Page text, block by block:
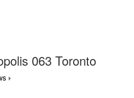
063 Toronto